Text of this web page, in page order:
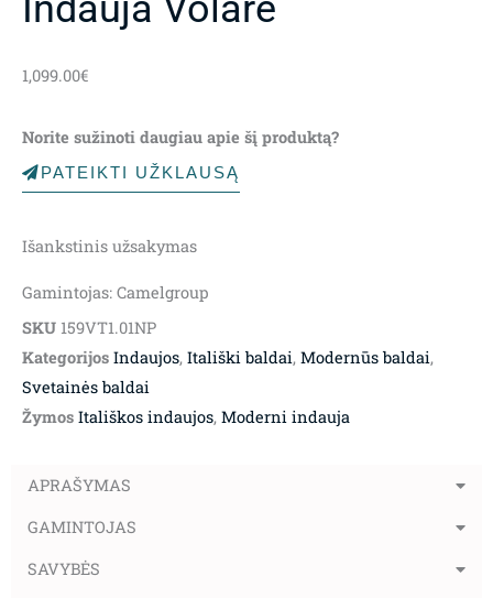
1,099.00€
Norite sužinoti daugiau apie šį produktą?
PATEIKTI UŽKLAUSĄ
Išankstinis užsakymas
Gamintojas: Camelgroup
SKU 159VT1.01NP
Kategorijos Indaujos, Itališki baldai, Modernūs baldai,
Svetainės baldai
Žymos Itališkos indaujos, Moderni indauja
APRAŠYMAS
GAMINTOJAS
SAVYBĖS